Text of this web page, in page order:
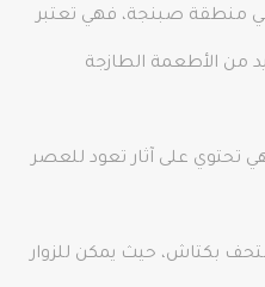
في منطقة صبنجة، فهي تعتبر
من الأطعمة الطازجة
تحتوي على آثار تعود للعصر
بكتاش، حيث يمكن للزوار